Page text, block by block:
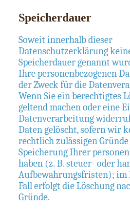
Speicherdauer
Soweit innerhalb dieser
Datenschutzerklärung
Speicherdauer genannt
Ihre personenbezogenen
der Zweck für die
Wenn Sie ein berechtigtes
geltend machen oder eine
Datenverarbeitung
Daten gelöscht, sofern wir
rechtlich zulässigen
Speicherung Ihrer
haben (z. B. steuer- oder
Aufbewahrungsfristen); im
Fall erfolgt die Löschung
Gründe.